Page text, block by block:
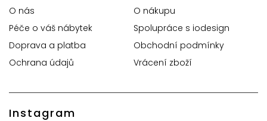
O nás
O nákupu
Péče o váš nábytek
Spolupráce s iodesign
Doprava a platba
Obchodní podmínky
Ochrana údajů
Vrácení zboží
Instagram